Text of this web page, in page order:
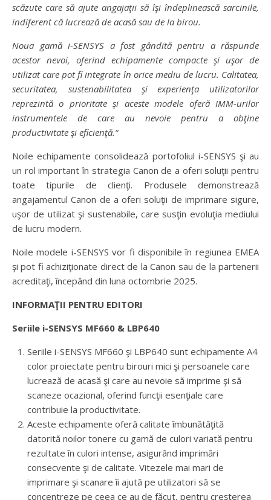
scăzute care să ajute angajaţii să îşi îndeplinească sarcinile,
indiferent că lucrează de acasă sau de la birou.
Noua gamă i-SENSYS a fost gândită pentru a răspunde
acestor nevoi, oferind echipamente compacte şi uşor de
utilizat care pot fi integrate în orice mediu de lucru. Calitatea,
securitatea, sustenabilitatea şi experienţa utilizatorilor
reprezintă o prioritate şi aceste modele oferă IMM-urilor
instrumentele de care au nevoie pentru a obţine
productivitate şi eficienţă.“
Noile echipamente consolidează portofoliul i-SENSYS şi au
un rol important în strategia Canon de a oferi soluţii pentru
toate tipurile de clienţi. Produsele demonstrează
angajamentul Canon de a oferi soluţii de imprimare sigure,
uşor de utilizat şi sustenabile, care susţin evoluţia mediului
de lucru modern.
Noile modele i-SENSYS vor fi disponibile în regiunea EMEA
şi pot fi achiziţionate direct de la Canon sau de la partenerii
acreditaţi, începând din luna octombrie 2025.
INFORMAŢII PENTRU EDITORI
Seriile i-SENSYS MF660 & LBP640
Seriile i-SENSYS MF660 şi LBP640 sunt echipamente A4
color proiectate pentru birouri mici şi persoanele care
lucrează de acasă şi care au nevoie să imprime şi să
scaneze ocazional, oferind funcţii esenţiale care
contribuie la productivitate.
Aceste echipamente oferă calitate îmbunătăţită
datorită noilor tonere cu gamă de culori variată pentru
rezultate în culori intense, asigurând imprimări
consecvente şi de calitate. Vitezele mai mari de
imprimare şi scanare îi ajută pe utilizatori să se
concentreze pe ceea ce au de făcut, pentru creşterea